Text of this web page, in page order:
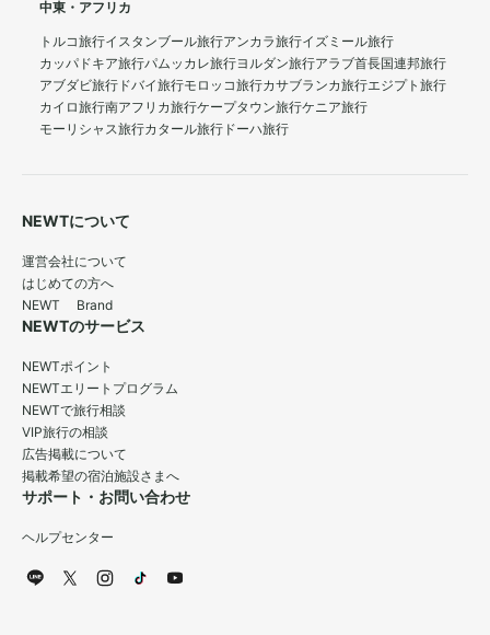
中東・アフリカ
トルコ旅行イスタンブール旅行アンカラ旅行イズミール旅行
カッパドキア旅行パムッカレ旅行ヨルダン旅行アラブ首長国連邦旅行
アブダビ旅行 ドバイ旅行モロッコ旅行カサブランカ旅行エジプト旅行
カイロ旅行南アフリカ旅行ケープタウン旅行ケニア旅行
モーリシャス旅行カタール旅行 ドーハ旅行
NEWTについて
運営会社について
はじめての方へ
NEWT Brand
NEWTのサービス
NEWTポイント
NEWTエリートプログラム
NEWTで旅行相談
VIP旅行の相談
広告掲載について
掲載希望の宿泊施設さまへ
サポート・お問い合わせ
ヘルプセンター